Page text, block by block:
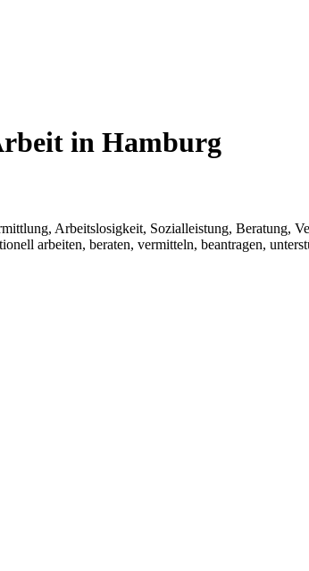
in Hamburg
Arbeitslosigkeit, Sozialleistung, Beratung,
arbeiten, beraten, vermitteln, beantragen,